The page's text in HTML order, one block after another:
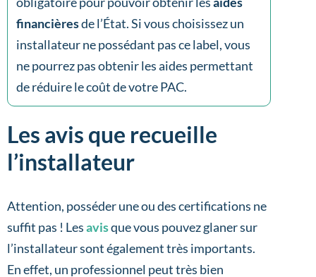
financièresde l’État. Si vous choisissez un
installateur ne possédant pas ce label, vous
ne pourrez pas obtenir les aides permettant
de réduire le coût de votre PAC.
Les avis que recueille
l’installateur
Attention, posséder une ou des certifications ne
suffit pas ! Lesavisque vous pouvez glaner sur
l’installateur sont également très importants.
En effet, un professionnel peut très bien